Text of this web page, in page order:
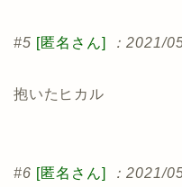
#5 [匿名さん] ：2021/
抱いたヒカル
#6 [匿名さん] ：2021/